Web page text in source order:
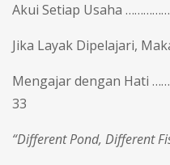
Akui Setiap Usaha
Jika Layak Dipelajari,
Mengajar dengan Hati
33
“Different Pond, Different